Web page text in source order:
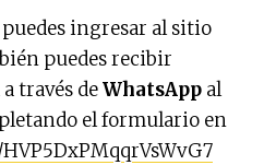
ingresar al sitio
puedes recibir
través deWhatsApp al
el formulario en